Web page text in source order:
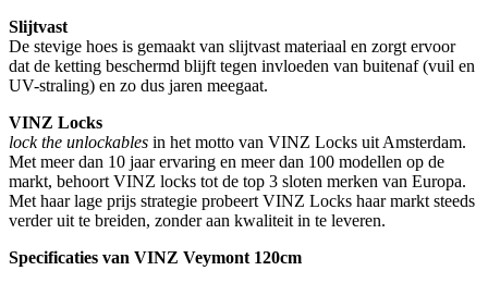
Slijtvast
De stevige hoes is gemaakt van slijtvast materiaal en zorgt ervoor
dat de ketting beschermd blijft tegen invloeden van buitenaf (vuil en
UV-straling) en zo dus jaren meegaat.
VINZ Locks
lock the unlockables in het motto van VINZ Locks uit Amsterdam.
Met meer dan 10 jaar ervaring en meer dan 100 modellen op de
markt, behoort VINZ locks tot de top 3 sloten merken van Europa.
Met haar lage prijs strategie probeert VINZ Locks haar markt steeds
verder uit te breiden, zonder aan kwaliteit in te leveren.
Specificaties van VINZ Veymont 120cm